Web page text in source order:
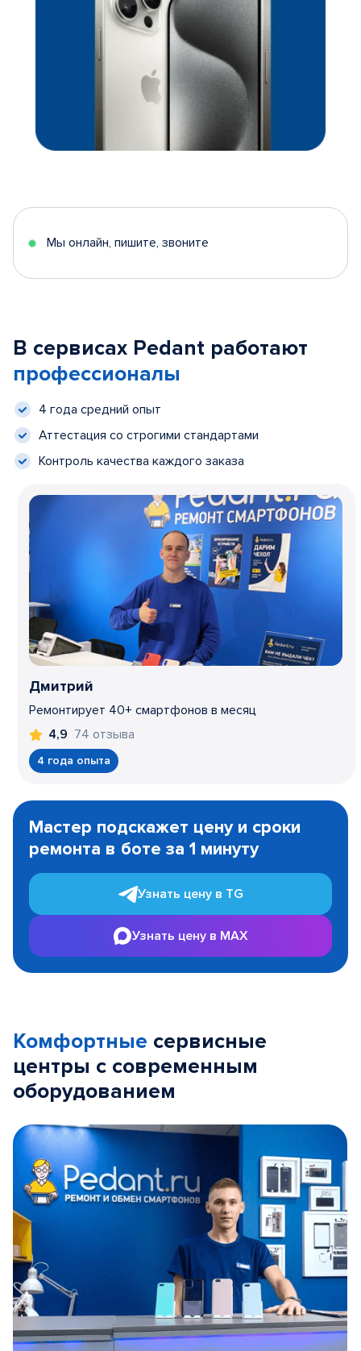
Мы онлайн, пишите, звоните
В сервисах Pedant работают
профессионалы
4 года средний опыт
Аттестация со строгими стандартами
Контроль качества каждого заказа
Дмитрий
Ремонтирует 40+ смартфонов в месяц
4,9 74 отзыва
4 года опыта
1
Мастер подскажет цену и сроки
ремонта в боте за 1 минуту
Узнать цену в TG
Узнать цену в MAX
Комфортные сервисные
центры с современным
оборудованием